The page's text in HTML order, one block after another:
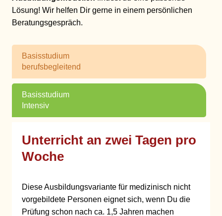
Lösung! Wir helfen Dir gerne in einem persönlichen
Beratungsgespräch.
Basisstudium
berufsbegleitend
Basisstudium
Intensiv
Unterricht an zwei Tagen pro
Woche
Diese Ausbildungsvariante für medizinisch nicht
vorgebildete Personen eignet sich, wenn Du die
Prüfung schon nach ca. 1,5 Jahren machen